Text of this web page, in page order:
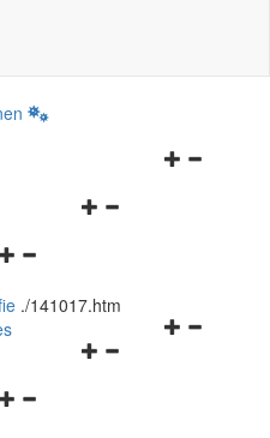
Navigationsmenü
Navigationsmenü
./141017.htm
Navigationsmenü
Navigationsmenü